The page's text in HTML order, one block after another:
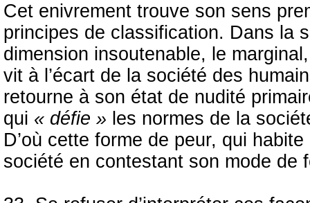
Cet enivrement trouve son sens
principes de classification. Dans la
dimension insoutenable, le
vit à l’écart de la société des
retourne à son état de nudité
qui « défie » les normes de la
D’où cette forme de peur, qui
société en contestant son mode de